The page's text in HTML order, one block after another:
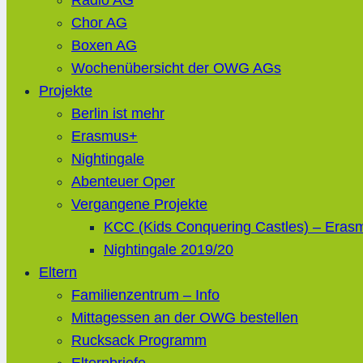
Chor AG
Boxen AG
Wochenübersicht der OWG AGs
Projekte
Berlin ist mehr
Erasmus+
Nightingale
Abenteuer Oper
Vergangene Projekte
KCC (Kids Conquering Castles) –
Nightingale 2019/20
Eltern
Familienzentrum – Info
Mittagessen an der OWG bestellen
Rucksack Programm